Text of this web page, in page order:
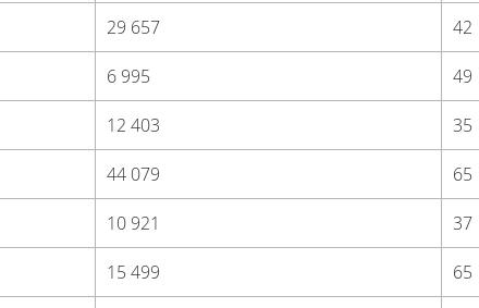
29 657 42
6 995 49
12 403 35
44 079 65
10 921 37
15 499 65